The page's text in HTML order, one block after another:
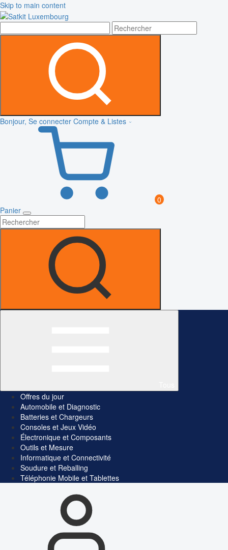
Skip to main content
Bonjour, Se connecter Compte & Listes
0
Panier
Offres du jour
Automobile et Diagnostic
Batteries et Chargeurs
Consoles et Jeux Vidéo
Électronique et Composants
Outils et Mesure
Informatique et Connectivité
Soudure et Reballing
Téléphonie Mobile et Tablettes